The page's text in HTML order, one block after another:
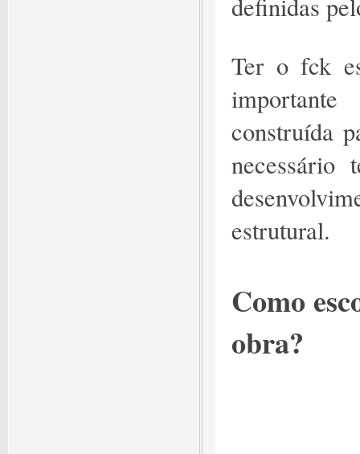
definidas
Ter o fck
construída
necessário
estrutural.
Como
obra?